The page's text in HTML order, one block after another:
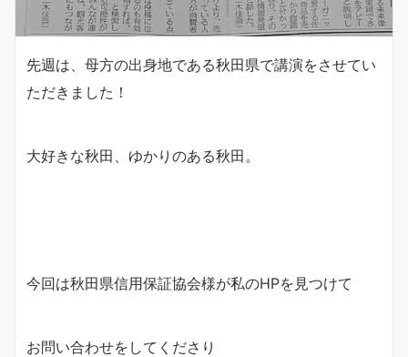
先週は、母方の出身地である秋田県で講演をさせてい
ただきました！
大好きな秋田、ゆかりのある秋田。
今回は秋田県信用保証協会様が私のHPを見つけて
お問い合わせをしてくださり